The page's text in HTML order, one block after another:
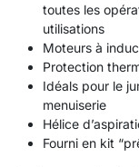
toutes les
utilisations
Moteurs à
Protection
Idéals pour le
menuiserie
Hélice
Fourni en kit